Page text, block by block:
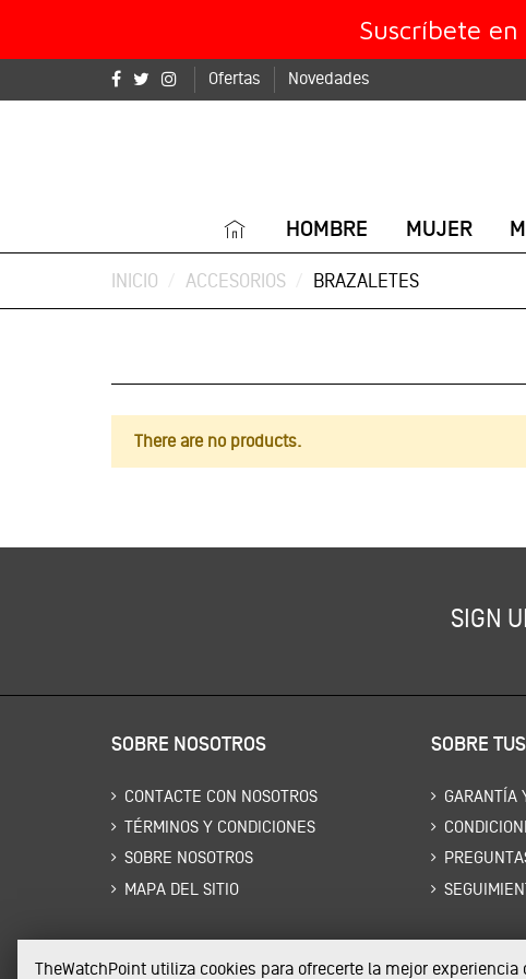
Suscríbete
Ofertas Novedades
HOMBRE MUJER
INICIO ACCESORIOS BRAZALETES
There are no products.
SIGN
SOBRE NOSOTROS
CONTACTE CON NOSOTROS
TÉRMINOS Y CONDICIONES
SOBRE NOSOTROS
MAPA DEL SITIO
SOBRE
GARANTÍA
TheWatchPoint utiliza cookies para ofrecerte la mejor